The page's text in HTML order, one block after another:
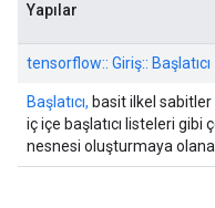
Yapılar
tensorflow:: Giriş:: Başlatıcı
Başlatıcı, basit ilkel
iç içe başlatıcı listeleri
nesnesi oluşturmaya